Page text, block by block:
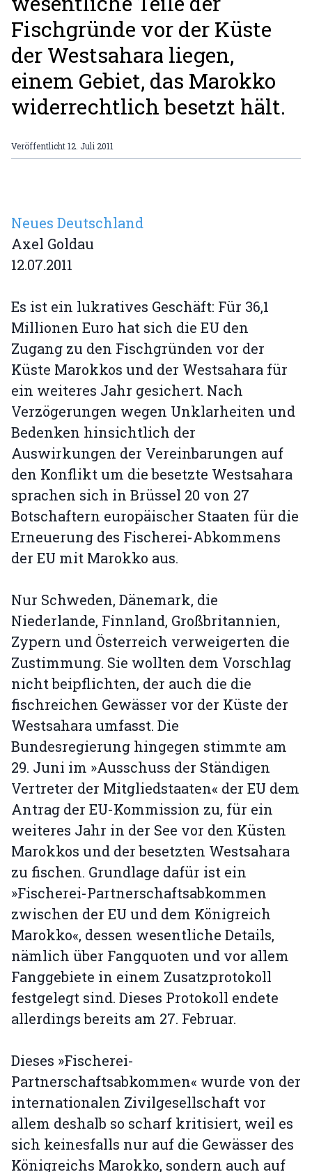
Fischgründe vor der Küste
der Westsahara liegen,
einem Gebiet, das Marokko
widerrechtlich besetzt hält.
Veröffentlicht12. Juli 2011
Neues Deutschland
Axel Goldau
12.07.2011
Es ist ein lukratives Geschäft: Für 36,1
Millionen Euro hat sich die EU den
Zugang zu den Fischgründen vor der
Küste Marokkos und der Westsahara für
ein weiteres Jahr gesichert. Nach
Verzögerungen wegen Unklarheiten und
Bedenken hinsichtlich der
Auswirkungen der Vereinbarungen auf
den Konflikt um die besetzte Westsahara
sprachen sich in Brüssel 20 von 27
Botschaftern europäischer Staaten für die
Erneuerung des Fischerei-Abkommens
der EU mit Marokko aus.
Nur Schweden, Dänemark, die
Niederlande, Finnland, Großbritannien,
Zypern und Österreich verweigerten die
Zustimmung. Sie wollten dem Vorschlag
nicht beipflichten, der auch die die
fischreichen Gewässer vor der Küste der
Westsahara umfasst. Die
Bundesregierung hingegen stimmte am
29. Juni im »Ausschuss der Ständigen
Vertreter der Mitgliedstaaten« der EU dem
Antrag der EU-Kommission zu, für ein
weiteres Jahr in der See vor den Küsten
Marokkos und der besetzten Westsahara
zu fischen. Grundlage dafür ist ein
»Fischerei-Partnerschaftsabkommen
zwischen der EU und dem Königreich
Marokko«, dessen wesentliche Details,
nämlich über Fangquoten und vor allem
Fanggebiete in einem Zusatzprotokoll
festgelegt sind. Dieses Protokoll endete
allerdings bereits am 27. Februar.
Dieses »Fischerei-
Partnerschaftsabkommen« wurde von der
internationalen Zivilgesellschaft vor
allem deshalb so scharf kritisiert, weil es
sich keinesfalls nur auf die Gewässer des
Königreichs Marokko, sondern auch auf